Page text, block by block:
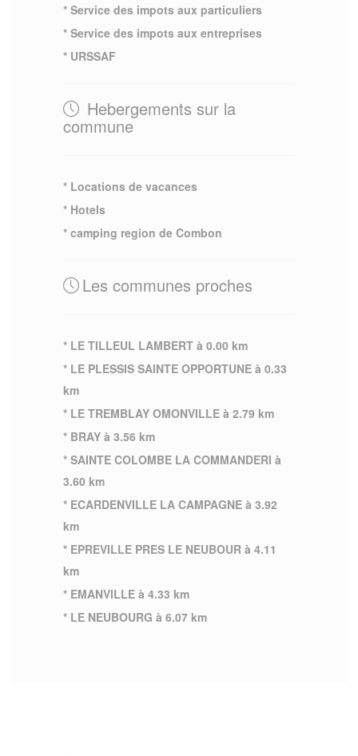
* Service des impots aux particuliers
* Service des impots aux entreprises
* URSSAF
Hebergements sur la
commune
* Locations de vacances
* Hotels
* camping region de Combon
Les communes proches
* LE TILLEUL LAMBERT à 0.00 km
* LE PLESSIS SAINTE OPPORTUNE à 0.33
km
* LE TREMBLAY OMONVILLE à 2.79 km
* BRAY à 3.56 km
* SAINTE COLOMBE LA COMMANDERI à
3.60 km
* ECARDENVILLE LA CAMPAGNE à 3.92
km
* EPREVILLE PRES LE NEUBOUR à 4.11
km
* EMANVILLE à 4.33 km
* LE NEUBOURG à 6.07 km